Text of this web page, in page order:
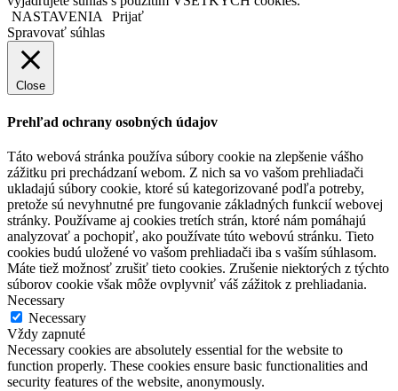
NASTAVENIA Prijať
Spravovať súhlas
Close
Prehľad ochrany osobných údajov
Táto webová stránka používa súbory cookie na zlepšenie vášho
zážitku pri prechádzaní webom. Z nich sa vo vašom prehliadači
ukladajú súbory cookie, ktoré sú kategorizované podľa potreby,
pretože sú nevyhnutné pre fungovanie základných funkcií webovej
stránky. Používame aj cookies tretích strán, ktoré nám pomáhajú
analyzovať a pochopiť, ako používate túto webovú stránku. Tieto
cookies budú uložené vo vašom prehliadači iba s vaším súhlasom.
Máte tiež možnosť zrušiť tieto cookies. Zrušenie niektorých z týchto
súborov cookie však môže ovplyvniť váš zážitok z prehliadania.
Necessary
Necessary
Vždy zapnuté
Necessary cookies are absolutely essential for the website to
function properly. These cookies ensure basic functionalities and
security features of the website, anonymously.